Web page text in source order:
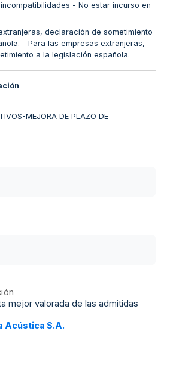
- No estar incurso en
declaración de sometimiento
- Para las empresas extranjeras,
a la legislación española.
MEJORA DE PLAZO DE
mejor valorada de las admitidas
Acústica S.A.